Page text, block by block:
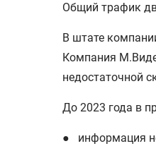
Общий трафик
В штате
Компания
недостаточной
До 2023 года в
● информация